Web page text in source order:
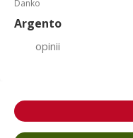
Danko
Argento
opinii